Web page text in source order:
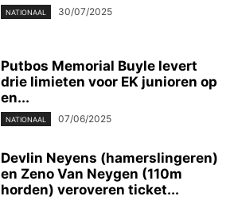
NATIONAAL 30/07/2025
Putbos Memorial Buyle levert
drie limieten voor EK junioren op
en...
NATIONAAL 07/06/2025
Devlin Neyens (hamerslingeren)
en Zeno Van Neygen (110m
horden) veroveren ticket...